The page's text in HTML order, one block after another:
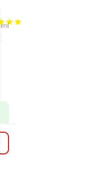
hodnocení: 6